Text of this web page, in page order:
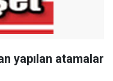
yapılan atamalar